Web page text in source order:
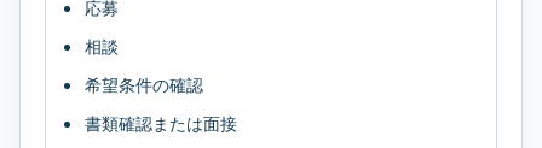
応募
相談
希望条件の確認
書類確認または面接